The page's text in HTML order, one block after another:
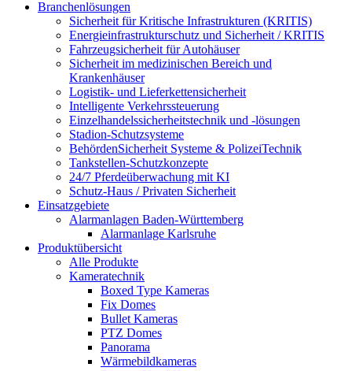
Branchenlösungen
Sicherheit für Kritische Infrastrukturen (KRITIS)
Energieinfrastrukturschutz und Sicherheit / KRITIS
Fahrzeugsicherheit für Autohäuser
Sicherheit im medizinischen Bereich und
Krankenhäuser
Logistik- und Lieferkettensicherheit
Intelligente Verkehrssteuerung
Einzelhandelssicherheitstechnik und -lösungen
Stadion-Schutzsysteme
BehördenSicherheit Systeme & PolizeiTechnik
Tankstellen-Schutzkonzepte​
24/7 Pferdeüberwachung mit KI
Schutz-Haus / Privaten Sicherheit
Einsatzgebiete
Alarmanlagen Baden-Württemberg
Alarmanlage Karlsruhe
Produktübersicht
Alle Produkte
Kameratechnik
Boxed Type Kameras
Fix Domes
Bullet Kameras
PTZ Domes
Panorama
Wärmebildkameras